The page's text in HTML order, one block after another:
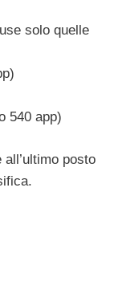
solo quelle
540 app)
posto